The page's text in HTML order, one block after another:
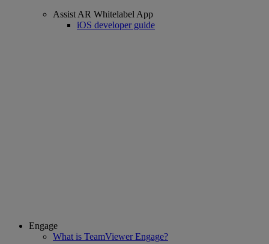
Assist AR Whitelabel App
iOS developer guide
Engage
What is TeamViewer Engage?